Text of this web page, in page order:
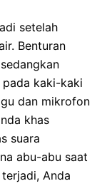
setelah
Benturan
pada kaki-kaki
dan mikrofon
khas
suara
abu-abu saat
Anda